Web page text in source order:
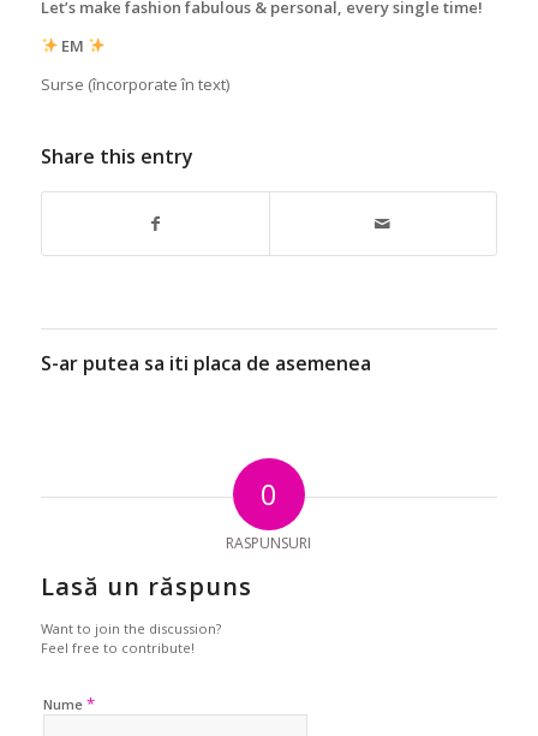
Let’s make fashion fabulous & personal, every single time!
EM
Surse (încorporate în text)
Share this entry
S-ar putea sa iti placa de asemenea
0
RASPUNSURI
Lasă un răspuns
Want to join the discussion?
Feel free to contribute!
Nume *